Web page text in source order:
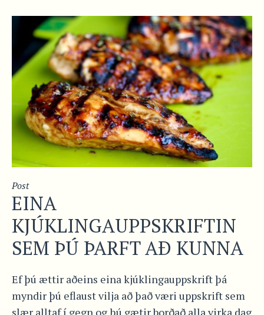
Post
EINA
KJÚKLINGAUPPSKRIFTIN
SEM ÞÚ ÞARFT AÐ KUNNA
Ef þú ættir aðeins eina kjúklingauppskrift þá
myndir þú eflaust vilja að það væri uppskrift sem